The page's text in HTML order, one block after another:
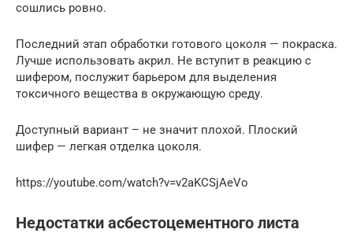
сошлись ровно.
Последний этап обработки готового цоколя — покраска.
Лучше использовать акрил. Не вступит в реакцию с
шифером, послужит барьером для выделения
токсичного вещества в окружающую среду.
Доступный вариант – не значит плохой. Плоский
шифер — легкая отделка цоколя.
https://youtube.com/watch?v=v2aKCSjAeVo
Недостатки асбестоцементного листа